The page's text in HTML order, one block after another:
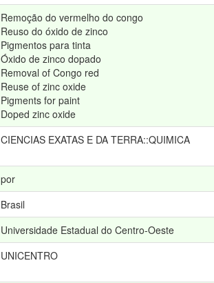
Remoção do vermelho do congo
Reuso do óxido de zinco
Pigmentos para tinta
Óxido de zinco dopado
Removal of Congo red
Reuse of zinc oxide
Pigments for paint
Doped zinc oxide
CIENCIAS EXATAS E DA TERRA::QUIMICA
por
Brasil
Universidade Estadual do Centro-Oeste
UNICENTRO